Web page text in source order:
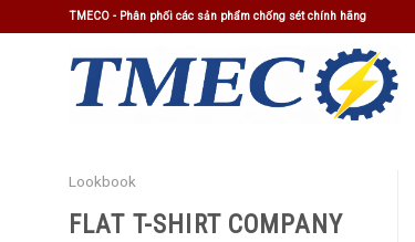
to
TMECO - Phân phối các sản phẩm chống sét chính hãng
Lookbook
FLAT T-SHIRT COMPANY